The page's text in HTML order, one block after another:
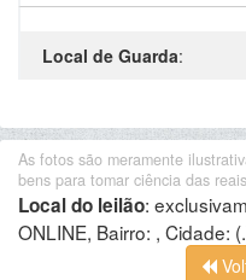
Local de Guarda:
As fotos são meramente
bens para tomar ciência das
Local do leilão:
ONLINE, Bairro: , Cidade: